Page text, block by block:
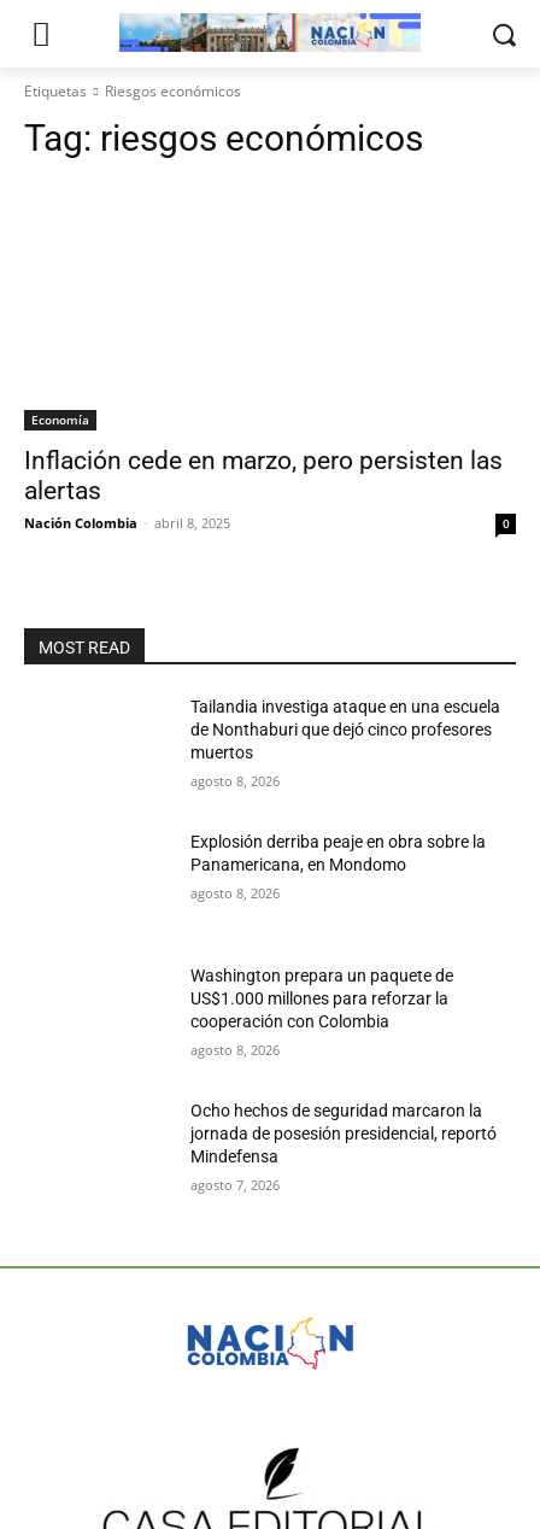
Etiquetas Riesgos económicos
Tag: riesgos económicos
Economía
Inflación cede en marzo, pero persisten las
alertas
Nación Colombia - abril 8, 2025 0
MOST READ
Tailandia investiga ataque en una escuela
de Nonthaburi que dejó cinco profesores
muertos
agosto 8, 2026
Explosión derriba peaje en obra sobre la
Panamericana, en Mondomo
agosto 8, 2026
Washington prepara un paquete de
US$1.000 millones para reforzar la
cooperación con Colombia
agosto 8, 2026
Ocho hechos de seguridad marcaron la
jornada de posesión presidencial, reportó
Mindefensa
agosto 7, 2026